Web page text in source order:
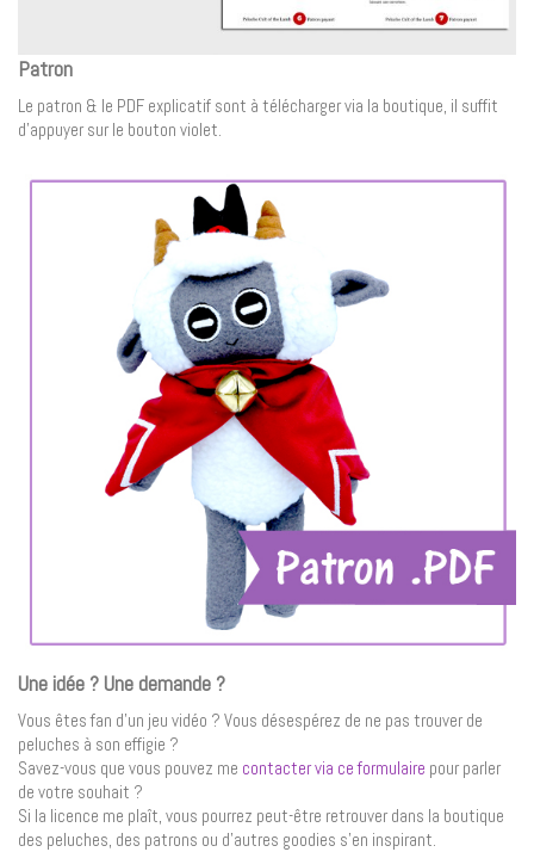
Patron
Le patron & le PDF explicatif sont à télécharger via la boutique, il suffit
d’appuyer sur le bouton violet.
Une idée ? Une demande ?
Vous êtes fan d’un jeu vidéo ? Vous désespérez de ne pas trouver de
peluches à son effigie ?
Savez-vous que vous pouvez me contacter via ce formulaire pour parler
de votre souhait ?
Si la licence me plaît, vous pourrez peut-être retrouver dans la boutique
des peluches, des patrons ou d’autres goodies s’en inspirant.